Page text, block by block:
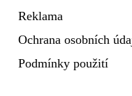
Reklama
Ochrana osobních
Podmínky použití